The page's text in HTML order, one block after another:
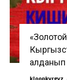
алданып
kloopkyrgyz -